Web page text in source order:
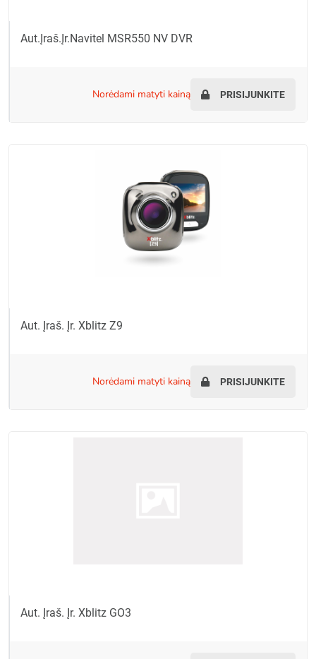
Aut.įraš.įr.Navitel MSR550 NV DVR
norėdami matyti kainą PRISIJUNKITE
Aut. Įraš. Įr. Xblitz Z9
norėdami matyti kainą PRISIJUNKITE
Aut. Įraš. Įr. Xblitz GO3